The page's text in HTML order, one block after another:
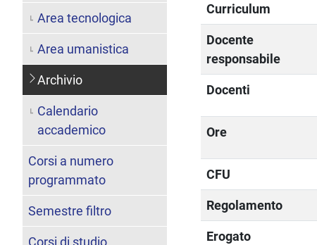
Curriculum
Docente
responsabile
Docenti
Ore
CFU
Regolamento
Erogato
Area tecnologica
Area umanistica
Archivio
Calendario
accademico
Corsi a numero
programmato
Semestre filtro
Corsi di studio